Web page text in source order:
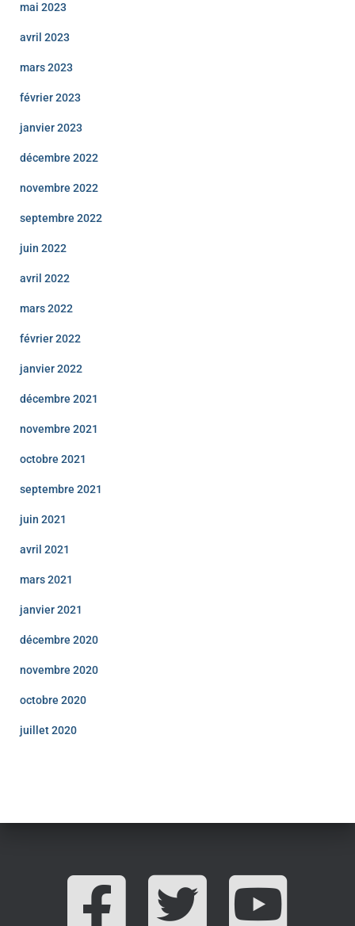
mai 2023
avril 2023
mars 2023
février 2023
janvier 2023
décembre 2022
novembre 2022
septembre 2022
juin 2022
avril 2022
mars 2022
février 2022
janvier 2022
décembre 2021
novembre 2021
octobre 2021
septembre 2021
juin 2021
avril 2021
mars 2021
janvier 2021
décembre 2020
novembre 2020
octobre 2020
juillet 2020